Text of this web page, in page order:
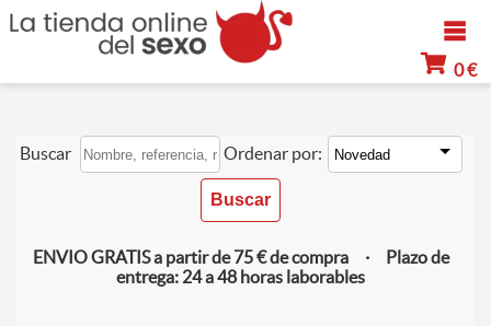
0 €
Buscar Ordenar por:
ENVIO GRATIS a partir de 75 € de compra · Plazo de
entrega: 24 a 48 horas laborables